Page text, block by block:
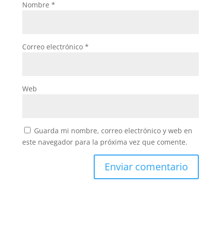
Nombre *
Correo electrónico *
Web
Guarda mi nombre, correo electrónico y web en
este navegador para la próxima vez que comente.